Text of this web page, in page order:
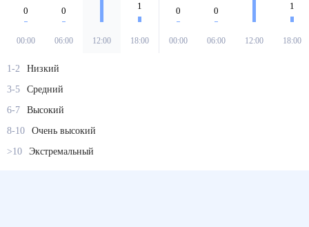
0
00:00
0
06:00 12:00
1
18:00
0
00:00
0
06:00 12:00
1
18:00
1-2
Низкий
3-5
Средний
6-7
Высокий
8-10
Очень высокий
>10
Экстремальный